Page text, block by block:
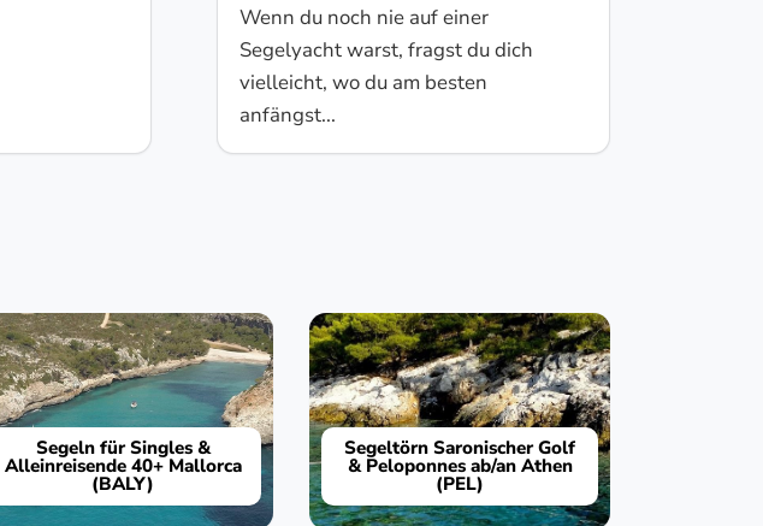
Wenn du noch nie auf einer
Segelyacht warst, fragst du dich
vielleicht, wo du am besten
anfängst...
Segeln für Singles &
Alleinreisende 40+ Mallorca
(BALY)
Segeltörn Saronischer Golf
& Peloponnes ab/an Athen
(PEL)